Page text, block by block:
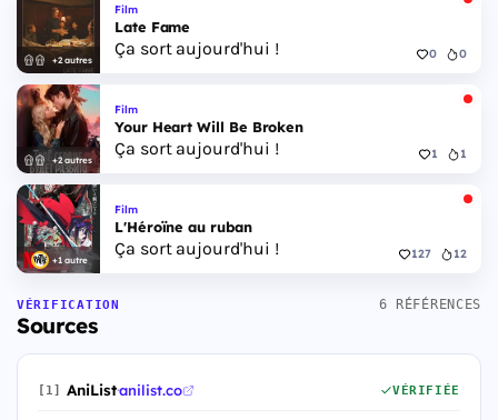
+2 autres
Film
Late Fame
Ça sort aujourd'hui ! 0 0
+2 autres
Film
Your Heart Will Be Broken
Ça sort aujourd'hui ! 1 1
+1 autre
Film
L'Héroïne au ruban
Ça sort aujourd'hui ! 127 12
VÉRIFICATION
Sources
6 RÉFÉRENCES
[1] AniList·anilist.co VÉRIFIÉE